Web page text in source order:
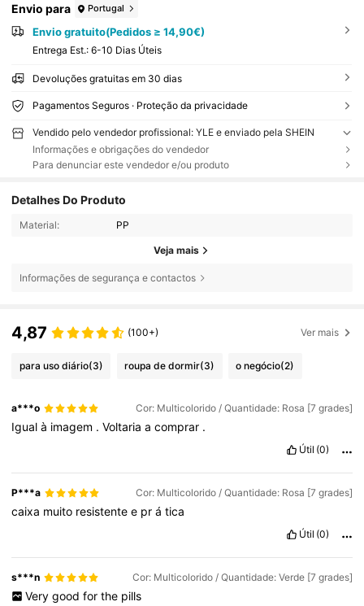
Envio para Portugal
Envio gratuito(Pedidos ≥ 14,90€)
Entrega Est.: 6-10 Dias Úteis
Devoluções gratuitas em 30 dias
Pagamentos Seguros · Proteção da privacidade
Vendido pelo vendedor profissional: YLE e enviado pela SHEIN
Informações e obrigações do vendedor
Para denunciar este vendedor e/ou produto
Detalhes Do Produto
Material: PP
Veja mais
Informações de segurança e contactos
4,87 (100+) Ver mais
para uso diário(3) roupa de dormir(3) o negócio(2)
a***o Cor: Multicolorido / Quantidade: Rosa [7 grades]
Igualà imagem .Voltariaacomprar .
Útil (0)
P***a Cor: Multicolorido / Quantidade: Rosa [7 grades]
caixa muito resistentee prática
Útil (0)
s***n Cor: Multicolorido / Quantidade: Verde [7 grades]
Very good for the pills